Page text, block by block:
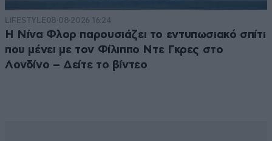
LIFESTYLE08·08·2026 16:24
Η Νίνα Φλορ παρουσιάζει το εντυπωσιακό σπίτι
που μένει με τον Φίλιππο Ντε Γκρες στο
Λονδίνο – Δείτε το βίντεο